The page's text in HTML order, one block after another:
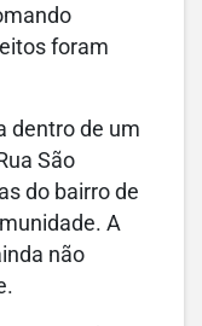
foram
dentro de um
São
do bairro de
A
não